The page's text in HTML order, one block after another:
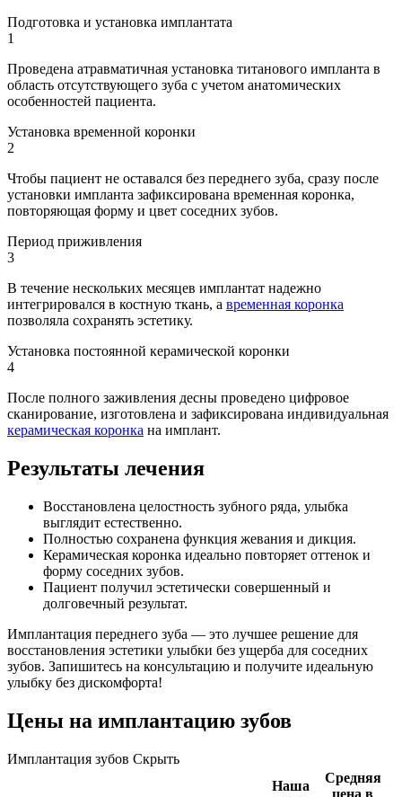
Подготовка и установка имплантата
1
Проведена атравматичная установка титанового импланта в
область отсутствующего зуба с учетом анатомических
особенностей пациента.
Установка временной коронки
2
Чтобы пациент не оставался без переднего зуба, сразу после
установки импланта зафиксирована временная коронка,
повторяющая форму и цвет соседних зубов.
Период приживления
3
В течение нескольких месяцев имплантат надежно
интегрировался в костную ткань, а временная коронка
позволяла сохранять эстетику.
Установка постоянной керамической коронки
4
После полного заживления десны проведено цифровое
сканирование, изготовлена и зафиксирована индивидуальная
керамическая коронка на имплант.
Результаты лечения
Восстановлена целостность зубного ряда, улыбка
выглядит естественно.
Полностью сохранена функция жевания и дикция.
Керамическая коронка идеально повторяет оттенок и
форму соседних зубов.
Пациент получил эстетически совершенный и
долговечный результат.
Имплантация переднего зуба — это лучшее решение для
восстановления эстетики улыбки без ущерба для соседних
зубов. Запишитесь на консультацию и получите идеальную
улыбку без дискомфорта!
Цены на имплантацию зубов
Имплантация зубов Скрыть
Наша
Средняя
цена в